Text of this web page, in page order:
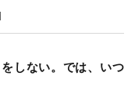
しない。では、いつ